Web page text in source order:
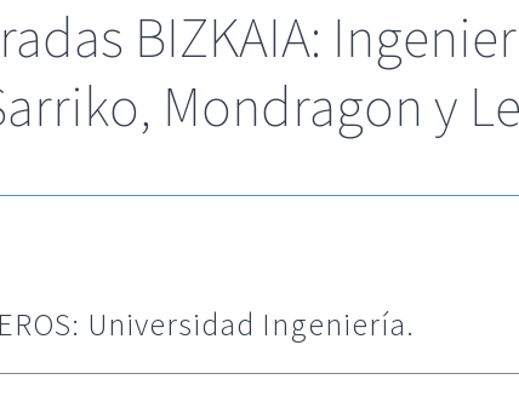
BIZKAIA:
Mondragon y
Universidad Ingeniería.